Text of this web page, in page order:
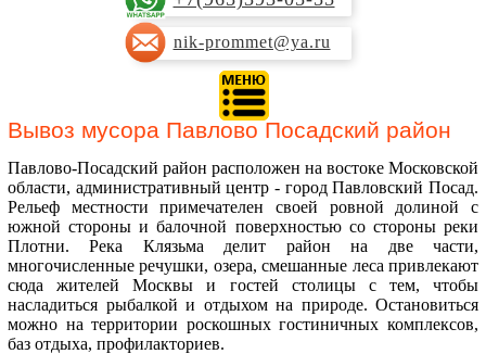
nik-prommet@ya.ru
Вывоз мусора Павлово Посадский район
Павлово-Посадский район расположен на востоке Московской
области, административный центр - город Павловский Посад.
Рельеф местности примечателен своей ровной долиной с
южной стороны и балочной поверхностью со стороны реки
Плотни. Река Клязьма делит район на две части,
многочисленные речушки, озера, смешанные леса привлекают
сюда жителей Москвы и гостей столицы с тем, чтобы
насладиться рыбалкой и отдыхом на природе. Остановиться
можно на территории роскошных гостиничных комплексов,
баз отдыха, профилакториев.